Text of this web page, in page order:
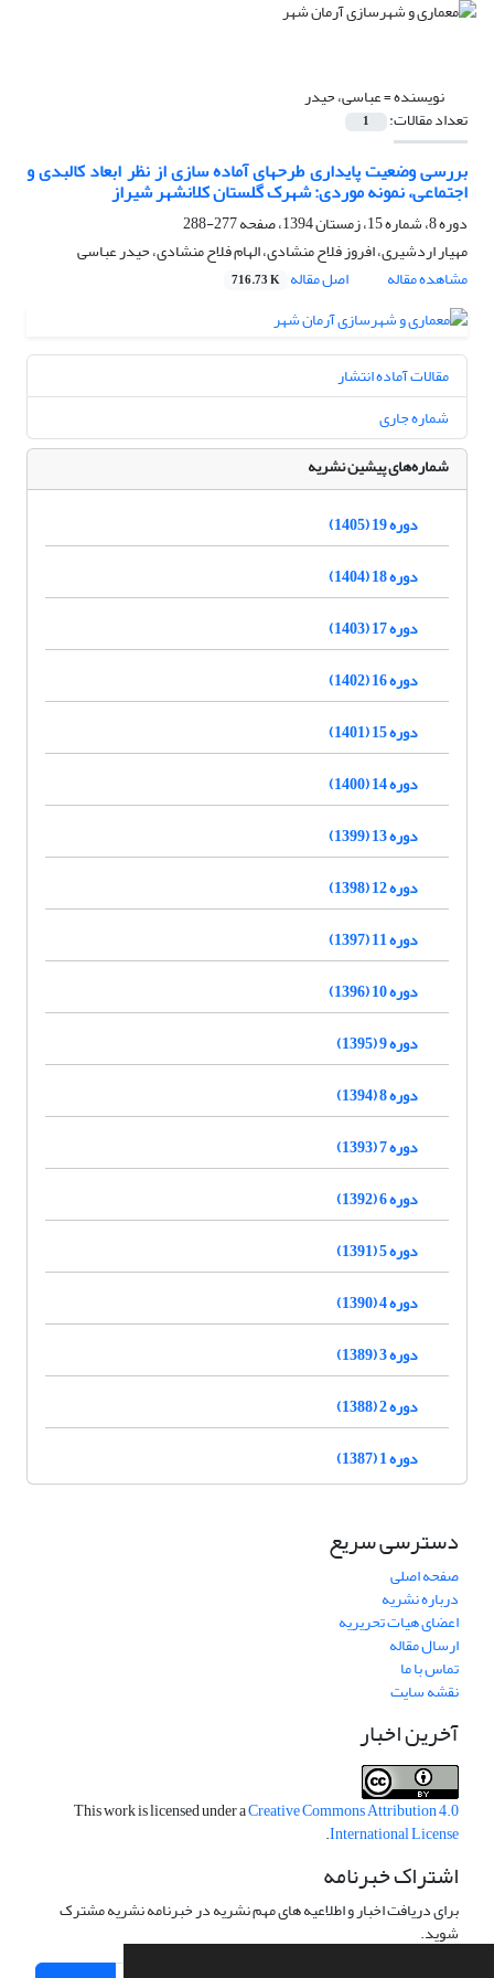
نویسنده =عباسی، حیدر
تعداد مقالات: 1
بررسی وضعیت پایداری طرحهای آماده سازی از نظر ابعاد کالبدی و
اجتماعی، نمونه موردی: شهرک گلستان کلانشهر شیراز
دوره 8، شماره 15، زمستان 1394، صفحه
277-288
مهیار اردشیری، افروز فلاح منشادی، الهام فلاح منشادی، حیدر عباسی
مشاهده مقاله
اصل مقاله 716.73 K
مقالات آماده انتشار
شماره جاری
شماره‌های پیشین نشریه
دوره 19 (1405)
دوره 18 (1404)
دوره 17 (1403)
دوره 16 (1402)
دوره 15 (1401)
دوره 14 (1400)
دوره 13 (1399)
دوره 12 (1398)
دوره 11 (1397)
دوره 10 (1396)
دوره 9 (1395)
دوره 8 (1394)
دوره 7 (1393)
دوره 6 (1392)
دوره 5 (1391)
دوره 4 (1390)
دوره 3 (1389)
دوره 2 (1388)
دوره 1 (1387)
دسترسی سریع
صفحه اصلی
درباره نشریه
اعضای هیات تحریریه
ارسال مقاله
تماس با ما
نقشه سایت
آخرین اخبار
This work is licensed under aCreative Commons Attribution 4.0
International License
.
اشتراک خبرنامه
برای دریافت اخبار و اطلاعیه های مهم نشریه در خبرنامه نشریه مشترک
شوید.